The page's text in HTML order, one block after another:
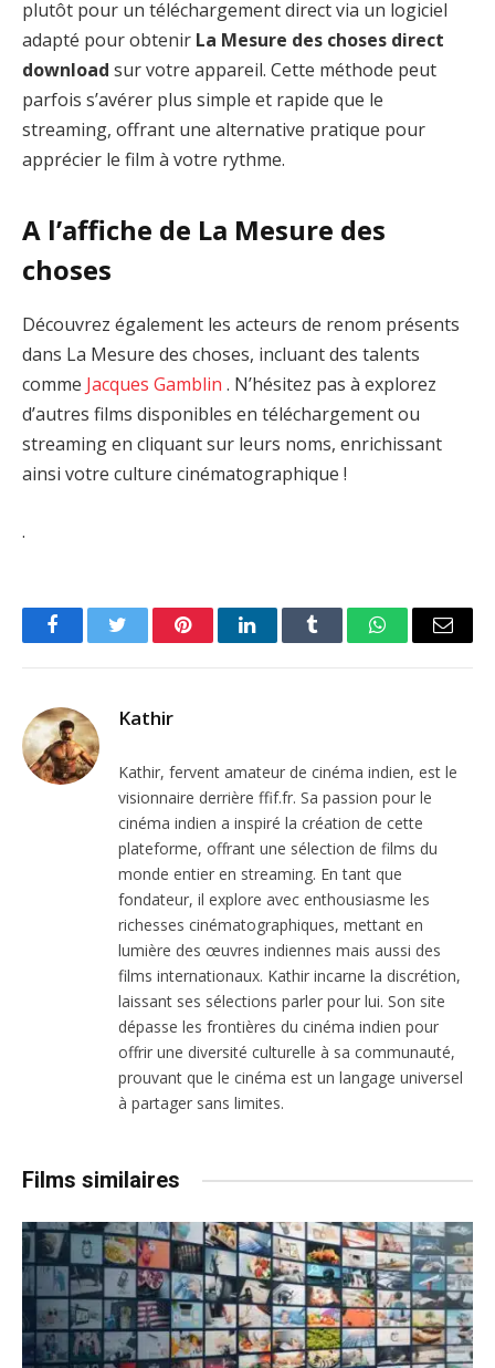
plutôt pour un téléchargement direct via un logiciel
adapté pour obtenir La Mesure des choses direct
download sur votre appareil. Cette méthode peut
parfois s’avérer plus simple et rapide que le
streaming, offrant une alternative pratique pour
apprécier le film à votre rythme.
A l’affiche de La Mesure des
choses
Découvrez également les acteurs de renom présents
dans La Mesure des choses, incluant des talents
comme Jacques Gamblin . N’hésitez pas à explorez
d’autres films disponibles en téléchargement ou
streaming en cliquant sur leurs noms, enrichissant
ainsi votre culture cinématographique !
.
FacebookTwitter PinterestLinkedInTumblr WhatsAppEmail
Kathir
Kathir, fervent amateur de cinéma indien, est le
visionnaire derrière ffif.fr. Sa passion pour le
cinéma indien a inspiré la création de cette
plateforme, offrant une sélection de films du
monde entier en streaming. En tant que
fondateur, il explore avec enthousiasme les
richesses cinématographiques, mettant en
lumière des œuvres indiennes mais aussi des
films internationaux. Kathir incarne la discrétion,
laissant ses sélections parler pour lui. Son site
dépasse les frontières du cinéma indien pour
offrir une diversité culturelle à sa communauté,
prouvant que le cinéma est un langage universel
à partager sans limites.
Films similaires